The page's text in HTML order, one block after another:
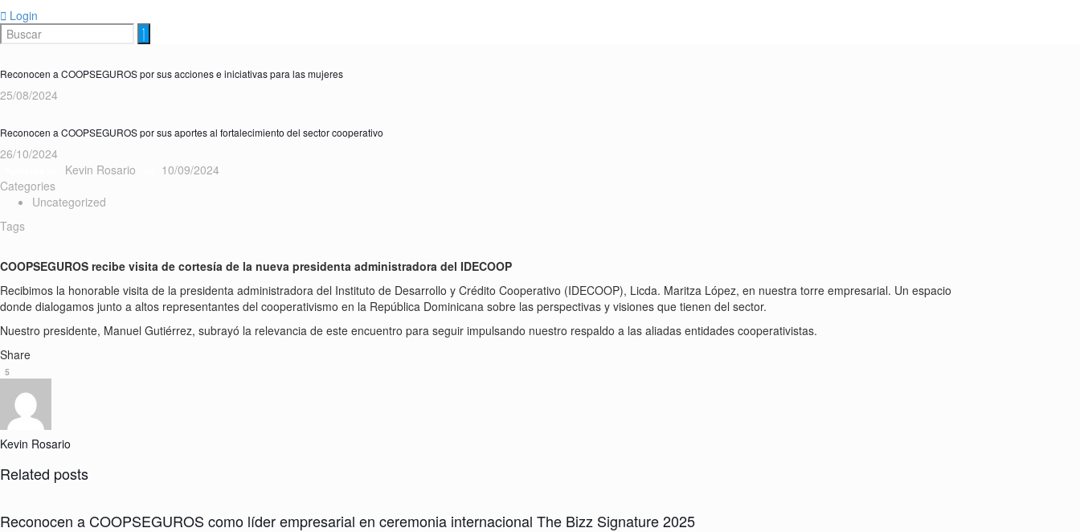
Login
Reconocen a COOPSEGUROS por sus acciones e iniciativas para las mujeres
25/08/2024
Reconocen a COOPSEGUROS por sus aportes al fortalecimiento del sector cooperativo
26/10/2024
Kevin Rosario
10/09/2024
Categories
Uncategorized
Tags
COOPSEGUROS recibe visita de cortesía de la nueva presidenta administradora del IDECOOP
Recibimos la honorable visita de la presidenta administradora del Instituto de Desarrollo y Crédito Cooperativo (IDECOOP), Licda. Maritza López, en nuestra torre empresarial. Un espacio
donde dialogamos junto a altos representantes del cooperativismo en la República Dominicana sobre las perspectivas y visiones que tienen del sector.
Nuestro presidente, Manuel Gutiérrez, subrayó la relevancia de este encuentro para seguir impulsando nuestro respaldo a las aliadas entidades cooperativistas.
Share
5
Kevin Rosario
Related posts
Reconocen a COOPSEGUROS como líder empresarial en ceremonia internacional The Bizz Signature 2025